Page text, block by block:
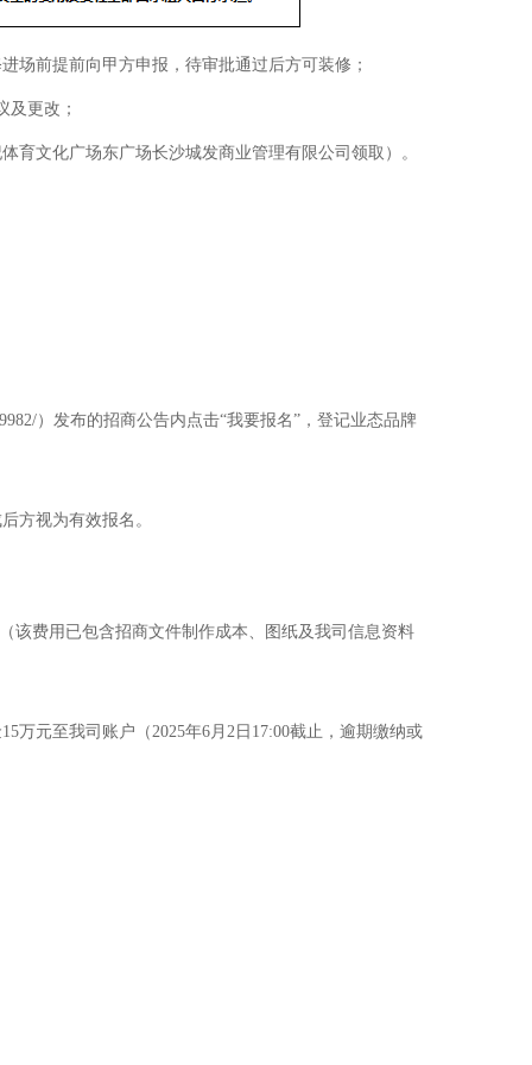
场前提前向甲方申报，待审批通过后方可装修 ；
及更改；
育文化广场东广场长沙城发商业管理有限公司 领取 ）。
）发布的招商公告内点击“我要报名”，登记业态品牌
方视为有效报名。
该费用已包含招商文件制作成本、图纸及我司信息资料
15万元至我司账户（2025年6月 2 日 17:00截止，逾期缴纳或